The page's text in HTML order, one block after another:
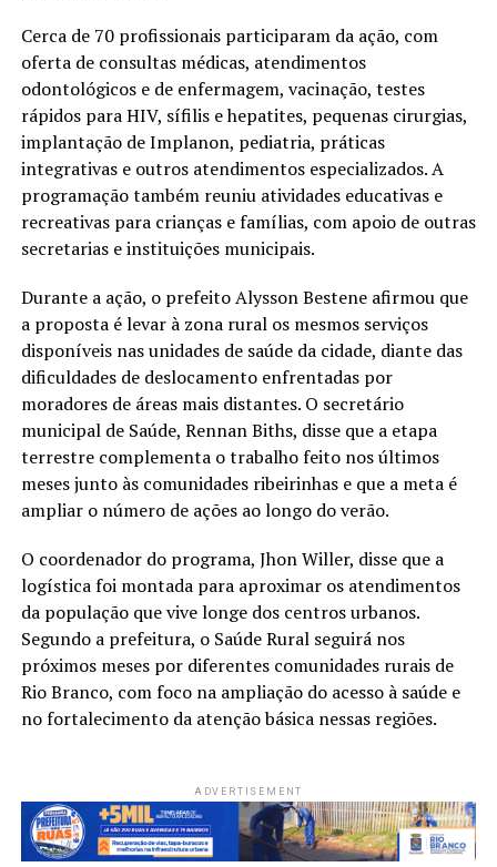
Cerca de 70 profissionais participaram da ação, com
oferta de consultas médicas, atendimentos
odontológicos e de enfermagem, vacinação, testes
rápidos para HIV, sífilis e hepatites, pequenas cirurgias,
implantação de Implanon, pediatria, práticas
integrativas e outros atendimentos especializados. A
programação também reuniu atividades educativas e
recreativas para crianças e famílias, com apoio de outras
secretarias e instituições municipais.
Durante a ação, o prefeito Alysson Bestene afirmou que
a proposta é levar à zona rural os mesmos serviços
disponíveis nas unidades de saúde da cidade, diante das
dificuldades de deslocamento enfrentadas por
moradores de áreas mais distantes. O secretário
municipal de Saúde, Rennan Biths, disse que a etapa
terrestre complementa o trabalho feito nos últimos
meses junto às comunidades ribeirinhas e que a meta é
ampliar o número de ações ao longo do verão.
O coordenador do programa, Jhon Willer, disse que a
logística foi montada para aproximar os atendimentos
da população que vive longe dos centros urbanos.
Segundo a prefeitura, o Saúde Rural seguirá nos
próximos meses por diferentes comunidades rurais de
Rio Branco, com foco na ampliação do acesso à saúde e
no fortalecimento da atenção básica nessas regiões.
ADVERTISEMENT